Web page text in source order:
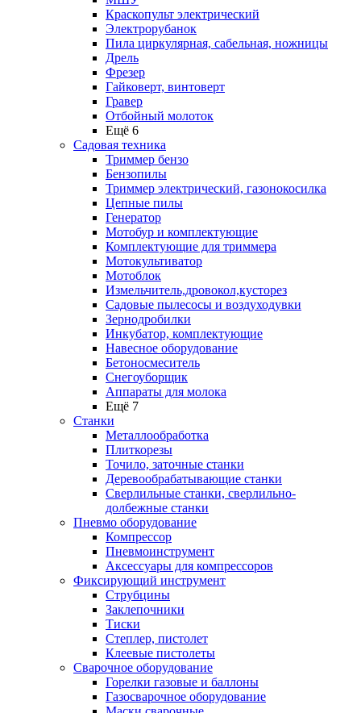
Краскопульт электрический
Электрорубанок
Пила циркулярная, сабельная, ножницы
Дрель
Фрезер
Гайковерт, винтоверт
Гравер
Отбойный молоток
Ещё 6
Садовая техника
Триммер бензо
Бензопилы
Триммер электрический, газонокосилка
Цепные пилы
Генератор
Мотобур и комплектующие
Комплектующие для триммера
Мотокультиватор
Мотоблок
Измельчитель,дровокол,кусторез
Садовые пылесосы и воздуходувки
Зернодробилки
Инкубатор, комплектующие
Навесное оборудование
Бетоносмеситель
Снегоуборщик
Аппараты для молока
Ещё 7
Станки
Металлообработка
Плиткорезы
Точило, заточные станки
Деревообрабатывающие станки
Сверлильные станки, сверлильно-
долбежные станки
Пневмо оборудование
Компрессор
Пневмоинструмент
Аксессуары для компрессоров
Фиксирующий инструмент
Струбцины
Заклепочники
Тиски
Степлер, пистолет
Клеевые пистолеты
Сварочное оборудование
Горелки газовые и баллоны
Газосварочное оборудование